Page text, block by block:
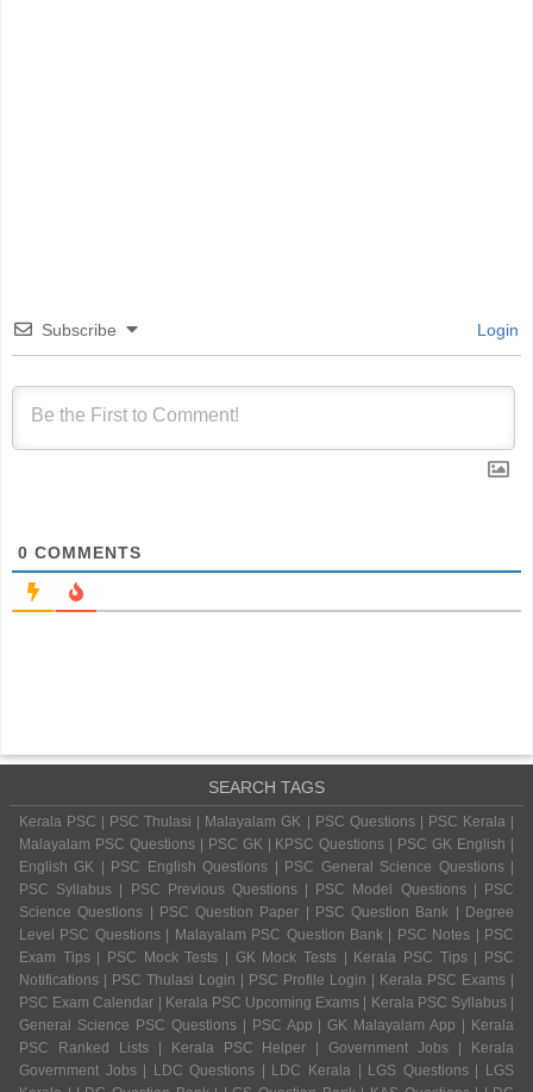
Subscribe Login
0 COMMENTS
SEARCH TAGS
Kerala PSC | PSC Thulasi | Malayalam GK | PSC Questions | PSC Kerala |
Malayalam PSC Questions | PSC GK | KPSC Questions | PSC GK English |
English GK | PSC English Questions | PSC General Science Questions |
PSC Syllabus | PSC Previous Questions | PSC Model Questions | PSC
Science Questions | PSC Question Paper | PSC Question Bank | Degree
Level PSC Questions | Malayalam PSC Question Bank | PSC Notes | PSC
Exam Tips | PSC Mock Tests | GK Mock Tests | Kerala PSC Tips | PSC
Notifications | PSC Thulasi Login | PSC Profile Login | Kerala PSC Exams |
PSC Exam Calendar | Kerala PSC Upcoming Exams | Kerala PSC Syllabus |
General Science PSC Questions | PSC App | GK Malayalam App | Kerala
PSC Ranked Lists | Kerala PSC Helper | Government Jobs | Kerala
Government Jobs | LDC Questions | LDC Kerala | LGS Questions | LGS